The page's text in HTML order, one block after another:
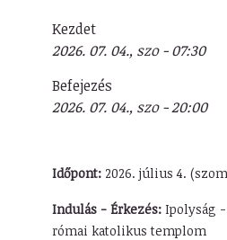
Kezdet
2026. 07. 04., szo - 07:30
Befejezés
2026. 07. 04., szo - 20:00
Időpont:2026. július 4.
Indulás - Érkezés: Ipolyság
római katolikus templom